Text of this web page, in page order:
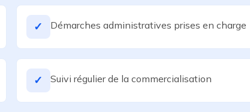
✓ Démarches administratives prises en charge
✓ Suivi régulier de la commercialisation